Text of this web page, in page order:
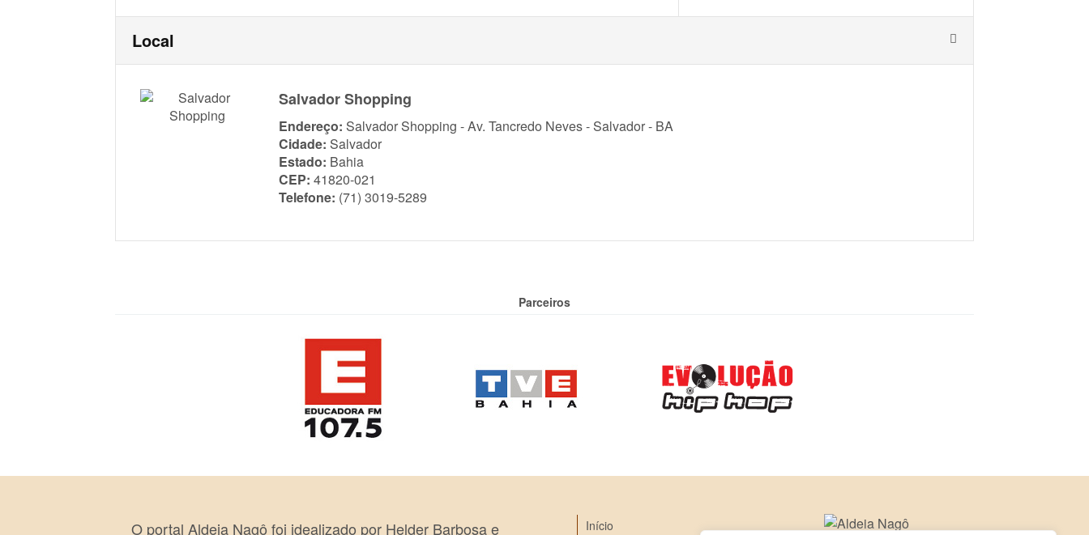
Local
Salvador Shopping
Endereço: Salvador Shopping - Av. Tancredo Neves - Salvador - BA
Cidade: Salvador
Estado: Bahia
CEP: 41820-021
Telefone: (71) 3019-5289
Parceiros
O portal Aldeia Nagô foi idealizado por Helder Barbosa e Início